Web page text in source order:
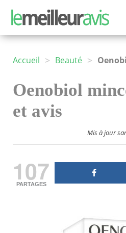
Accueil > Beauté >
Oenobiol
et avis
Mis à jour
107
PARTAGES